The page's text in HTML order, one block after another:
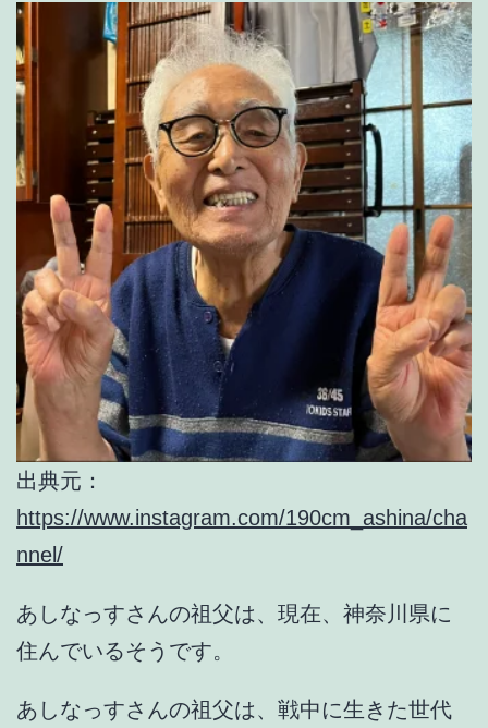
出典元：
https://www.instagram.com/190cm_ashina/cha
nnel/
あしなっすさんの祖父は、現在、 神奈川県に
住んでいるそうです。
あしなっすさんの祖父は、戦中に生きた世代